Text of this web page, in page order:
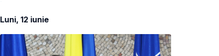
Luni, 12 iunie